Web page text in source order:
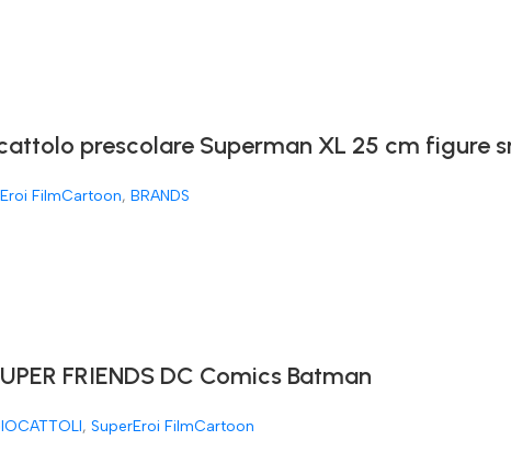
prescolare Superman XL 25 cm figure
FilmCartoon, BRANDS
FRIENDS DC Comics Batman
, SuperEroi FilmCartoon